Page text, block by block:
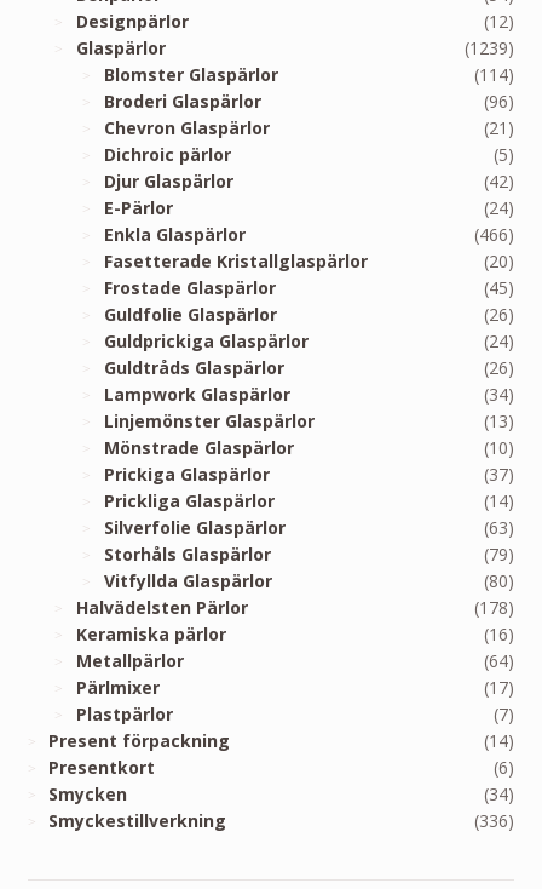
Designpärlor
(12)
Glaspärlor
(1239)
Blomster Glaspärlor
(114)
Broderi Glaspärlor
(96)
Chevron Glaspärlor
(21)
Dichroic pärlor
(5)
Djur Glaspärlor
(42)
E-Pärlor
(24)
Enkla Glaspärlor
(466)
Fasetterade Kristallglaspärlor
(20)
Frostade Glaspärlor
(45)
Guldfolie Glaspärlor
(26)
Guldprickiga Glaspärlor
(24)
Guldtråds Glaspärlor
(26)
Lampwork Glaspärlor
(34)
Linjemönster Glaspärlor
(13)
Mönstrade Glaspärlor
(10)
Prickiga Glaspärlor
(37)
Prickliga Glaspärlor
(14)
Silverfolie Glaspärlor
(63)
Storhåls Glaspärlor
(79)
Vitfyllda Glaspärlor
(80)
Halvädelsten Pärlor
(178)
Keramiska pärlor
(16)
Metallpärlor
(64)
Pärlmixer
(17)
Plastpärlor
(7)
Present förpackning
(14)
Presentkort
(6)
Smycken
(34)
Smyckestillverkning
(336)